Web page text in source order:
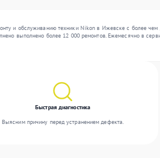
и обслуживанию техники Nikon в Ижевске с более
выполнено более 12 000 ремонтов. Ежемесячно в
Быстрая диагностика
Выясним причину перед устранением дефекта.